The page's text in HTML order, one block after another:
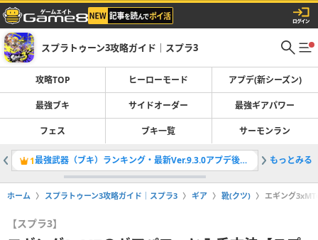
スプラトゥーン3攻略ガイド｜スプラ3
攻略TOP ヒーローモード アプデ(新シーズン)
最強ブキ サイドオーダー 最強ギアパワー
フェス ブキ一覧 サーモンラン
1 最強武器（ブキ）ランキング・最新Ver.9.3.0アプデ後環境 2サーモ
もっとみる
ホーム スプラトゥーン3攻略ガイド｜スプラ3 ギア 靴(クツ) エギング
【スプラ3】